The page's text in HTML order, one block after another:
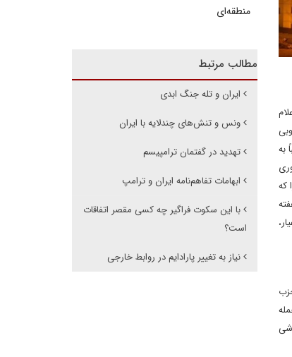
جنوبی
به
که
بس ۱۶ آوریل توسط حزب
منطقه‌ای
مطالب مرتبط
ایران و تله جنگ ابدی
ونس و تنش‌های چندلایه با ایران
تهدید در گفتمان ترامپیسم
ابهامات تفاهم‌نامه ایران و ترامپ
با این سکوت فراگیر چه کسی مقصر اتفاقات
است؟
نیاز به تغییر پارادایم در روابط خارجی